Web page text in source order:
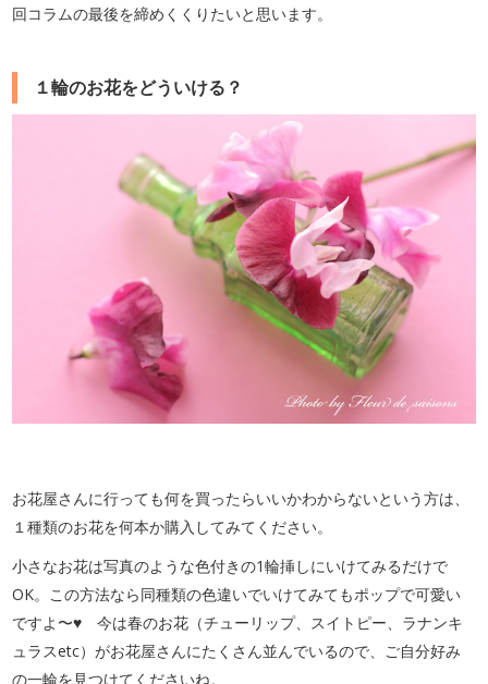
回コラムの最後を締めくくりたいと思います。
１輪のお花をどういける？
お花屋さんに行っても何を買ったらいいかわからないという方は、
１種類のお花を何本か購入してみてください。
小さなお花は写真のような色付きの1輪挿しにいけてみるだけで
OK。この方法なら同種類の色違いでいけてみてもポップで可愛い
ですよ〜♥ 今は春のお花（チューリップ、スイトピー、ラナンキ
ュラスetc）がお花屋さんにたくさん並んでいるので、ご自分好み
の一輪を見つけてくださいね。